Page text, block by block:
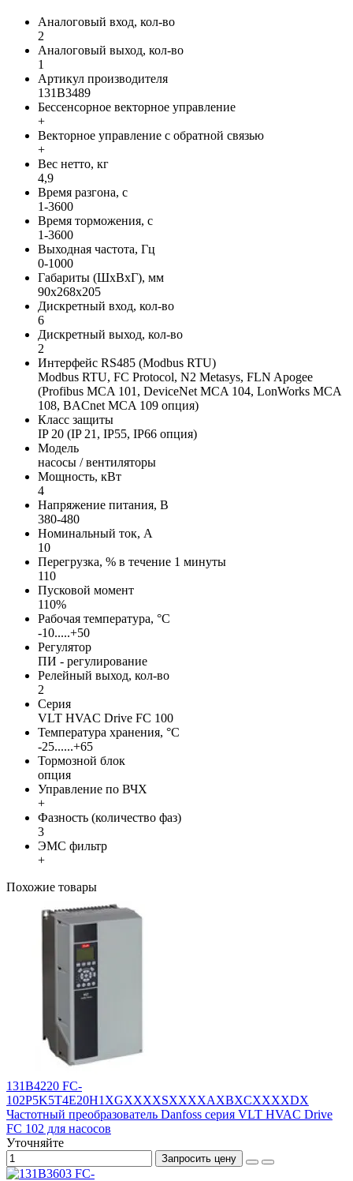
Аналоговый вход, кол-во
2
Аналоговый выход, кол-во
1
Артикул производителя
131B3489
Бессенсорное векторное управление
+
Векторное управление с обратной связью
+
Вес нетто, кг
4,9
Время разгона, с
1-3600
Время торможения, с
1-3600
Выходная частота, Гц
0-1000
Габариты (ШхВхГ), мм
90x268x205
Дискретный вход, кол-во
6
Дискретный выход, кол-во
2
Интерфейс RS485 (Modbus RTU)
Modbus RTU, FC Protocol, N2 Metasys, FLN Apogee
(Profibus MCA 101, DeviceNet MCA 104, LonWorks MCA
108, BACnet MCA 109 опция)
Класс защиты
IP 20 (IP 21, IP55, IP66 опция)
Модель
насосы / вентиляторы
Мощность, кВт
4
Напряжение питания, В
380-480
Номинальный ток, А
10
Перегрузка, % в течение 1 минуты
110
Пусковой момент
110%
Рабочая температура, °С
-10.....+50
Регулятор
ПИ - регулирование
Релейный выход, кол-во
2
Серия
VLT HVAC Drive FC 100
Температура хранения, °С
-25......+65
Тормозной блок
опция
Управление по ВЧХ
+
Фазность (количество фаз)
3
ЭМС фильтр
+
Похожие товары
131B4220 FC-
102P5K5T4E20H1XGXXXXSXXXXAXBXCXXXXDX
Частотный преобразователь Danfoss серия VLT HVAC Drive
FC 102 для насосов
Уточняйте
Запросить цену